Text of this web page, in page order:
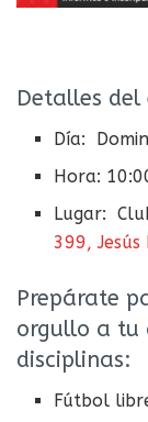
Detalles del
Día:
Hora:
Lugar:
399, Jesús
Prepárate
orgullo a tu
disciplinas:
Fútbol